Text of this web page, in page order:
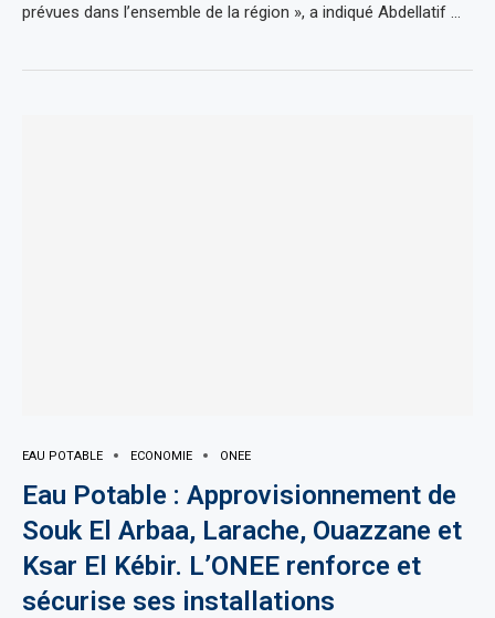
prévues dans l’ensemble de la région », a indiqué Abdellatif …
EAU POTABLE ECONOMIE ONEE
Eau Potable : Approvisionnement de
Souk El Arbaa, Larache, Ouazzane et
Ksar El Kébir. L’ONEE renforce et
sécurise ses installations